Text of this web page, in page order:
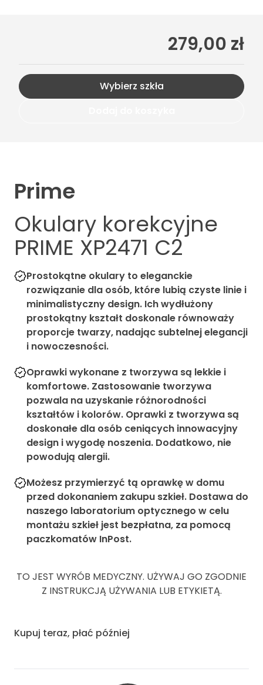
279,00 zł
Wybierz szkła
Prime
Okulary korekcyjne
PRIME XP2471 C2
Prostokątne okulary to eleganckie
rozwiązanie dla osób, które lubią czyste linie i
minimalistyczny design. Ich wydłużony
prostokątny kształt doskonale równoważy
proporcje twarzy, nadając subtelnej elegancji
i nowoczesności.
Oprawki wykonane z tworzywa są lekkie i
komfortowe. Zastosowanie tworzywa
pozwala na uzyskanie różnorodności
kształtów i kolorów. Oprawki z tworzywa są
doskonałe dla osób ceniących innowacyjny
design i wygodę noszenia. Dodatkowo, nie
powodują alergii.
Możesz przymierzyć tą oprawkę w domu
przed dokonaniem zakupu szkieł. Dostawa do
naszego laboratorium optycznego w celu
montażu szkieł jest bezpłatna, za pomocą
paczkomatów InPost.
TO JEST WYRÓB MEDYCZNY. UŻYWAJ GO ZGODNIE
Z INSTRUKCJĄ UŻYWANIA LUB ETYKIETĄ.
Kupuj teraz, płać później